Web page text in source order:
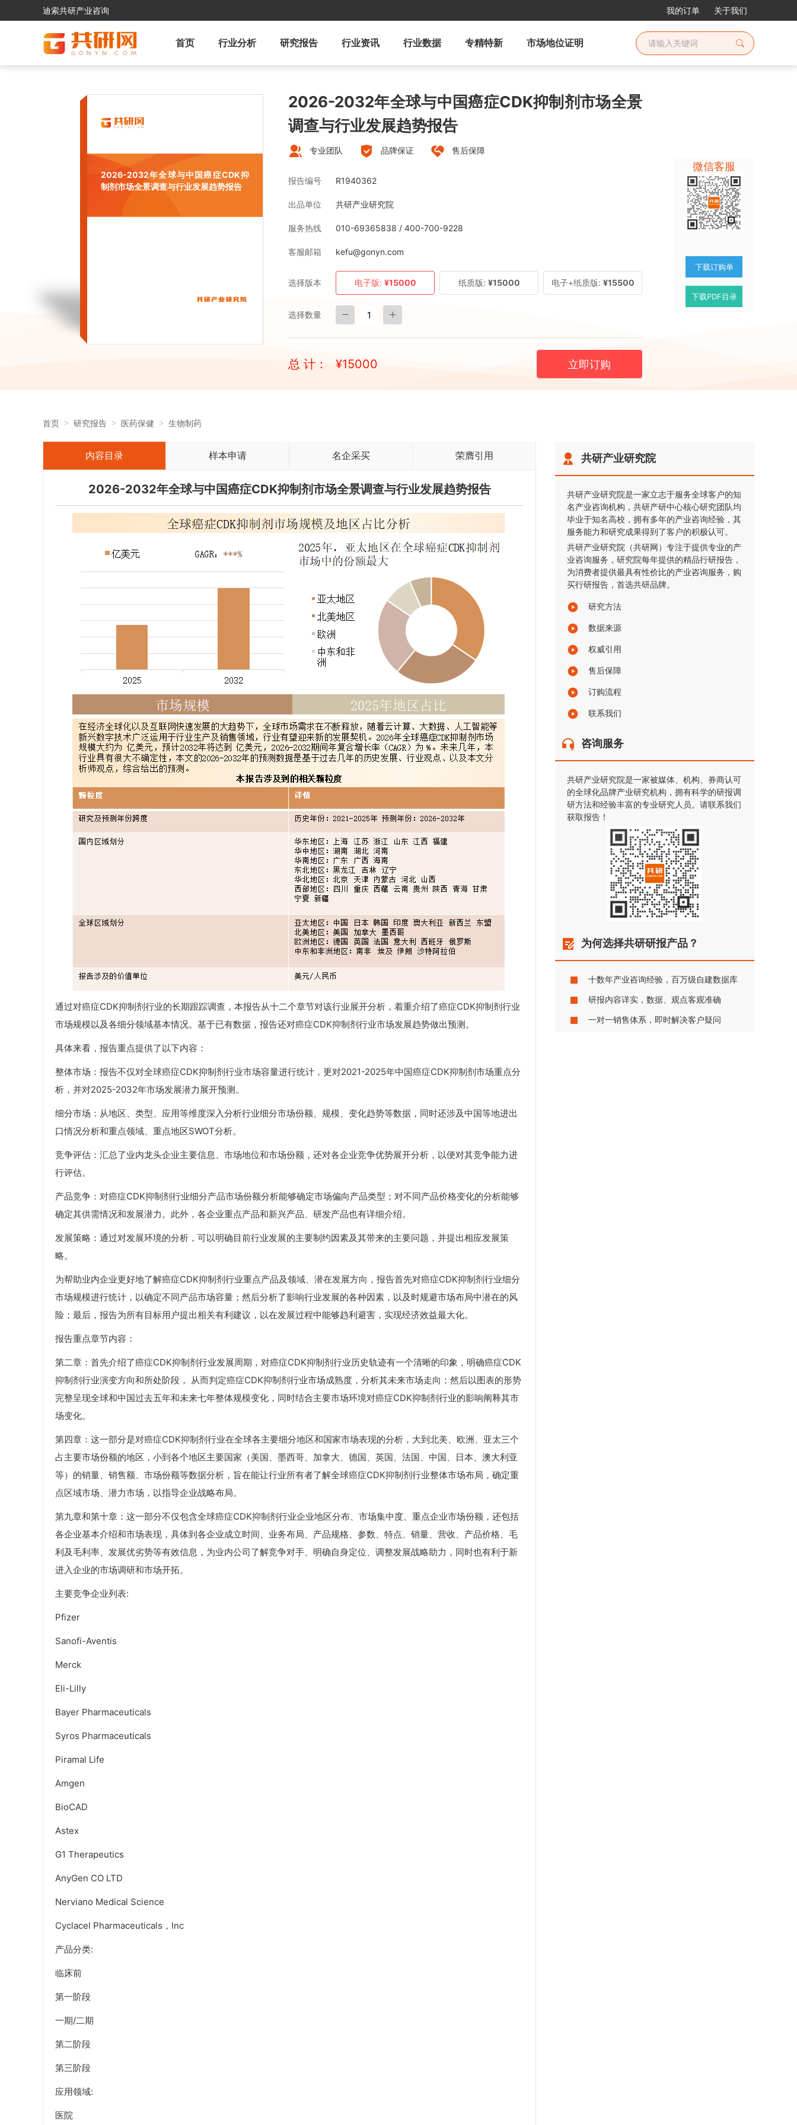
迪索共研产业咨询 我的订单 关于我们
首页 行业分析 研究报告 行业资讯 行业数据 专精特新 市场地位证明
2026-2032年全球与中国癌症CDK抑
制剂市场全景调查与行业发展趋势报告
2026-2032年全球与中国癌症CDK抑制剂市场全景
调查与行业发展趋势报告
专业团队 品牌保证 售后保障
报告编号 R1940362
出品单位 共研产业研究院
服务热线 010-69365838 / 400-700-9228
客服邮箱 kefu@gonyn.com
选择版本 电子版: ¥15000 纸质版: ¥15000 电子+纸质版: ¥15500
选择数量
总 计： ¥15000 立即订购
微信客服
下载订购单
下载PDF目录
首页 研究报告 医药保健 生物制药
内容目录 样本申请 名企采买 荣膺引用
2026-2032年全球与中国癌症CDK抑制剂市场全景调查与行业发展趋势报告
通过对癌症CDK抑制剂行业的长期跟踪调查，本报告从十二个章节对该行业展开分析，着重介绍了癌症CDK抑制剂行业
市场规模以及各细分领域基本情况。基于已有数据，报告还对癌症CDK抑制剂行业市场发展趋势做出预测。
具体来看，报告重点提供了以下内容：
整体市场：报告不仅对全球癌症CDK抑制剂行业市场容量进行统计，更对2021-2025年中国癌症CDK抑制剂市场重点分
析，并对2025-2032年市场发展潜力展开预测。
细分市场：从地区、类型、应用等维度深入分析行业细分市场份额、规模、变化趋势等数据，同时还涉及中国等地进出
口情况分析和重点领域、重点地区SWOT分析。
竞争评估：汇总了业内龙头企业主要信息、市场地位和市场份额，还对各企业竞争优势展开分析，以便对其竞争能力进
行评估。
产品竞争：对癌症CDK抑制剂行业细分产品市场份额分析能够确定市场偏向产品类型；对不同产品价格变化的分析能够
确定其供需情况和发展潜力。此外，各企业重点产品和新兴产品、研发产品也有详细介绍。
发展策略：通过对发展环境的分析，可以明确目前行业发展的主要制约因素及其带来的主要问题，并提出相应发展策
略。
为帮助业内企业更好地了解癌症CDK抑制剂行业重点产品及领域、潜在发展方向，报告首先对癌症CDK抑制剂行业细分
市场规模进行统计，以确定不同产品市场容量；然后分析了影响行业发展的各种因素，以及时规避市场布局中潜在的风
险；最后，报告为所有目标用户提出相关有利建议，以在发展过程中能够趋利避害，实现经济效益最大化。
报告重点章节内容：
第二章：首先介绍了癌症CDK抑制剂行业发展周期，对癌症CDK抑制剂行业历史轨迹有一个清晰的印象，明确癌症CDK
抑制剂行业演变方向和所处阶段， 从而判定癌症CDK抑制剂行业市场成熟度，分析其未来市场走向；然后以图表的形势
完整呈现全球和中国过去五年和未来七年整体规模变化，同时结合主要市场环境对癌症CDK抑制剂行业的影响阐释其市
场变化。
第四章：这一部分是对癌症CDK抑制剂行业在全球各主要细分地区和国家市场表现的分析，大到北美、欧洲、亚太三个
占主要市场份额的地区，小到各个地区主要国家（美国、墨西哥、加拿大、德国、英国、法国、中国、日本、澳大利亚
等）的销量、销售额、市场份额等数据分析，旨在能让行业所有者了解全球癌症CDK抑制剂行业整体市场布局，确定重
点区域市场、潜力市场，以指导企业战略布局。
第九章和第十章：这一部分不仅包含全球癌症CDK抑制剂行业企业地区分布、市场集中度、重点企业市场份额，还包括
各企业基本介绍和市场表现，具体到各企业成立时间、业务布局、产品规格、参数、特点、销量、营收、产品价格、毛
利及毛利率、发展优劣势等有效信息，为业内公司了解竞争对手、明确自身定位、调整发展战略助力，同时也有利于新
进入企业的市场调研和市场开拓。
主要竞争企业列表:
Pfizer
Sanofi-Aventis
Merck
Eli-Lilly
Bayer Pharmaceuticals
Syros Pharmaceuticals
Piramal Life
Amgen
BioCAD
Astex
G1 Therapeutics
AnyGen CO LTD
Nerviano Medical Science
Cyclacel Pharmaceuticals，Inc
产品分类:
临床前
第一阶段
一期/二期
第二阶段
第三阶段
应用领域:
医院
共研产业研究院
共研产业研究院是一家立志于服务全球客户的知
名产业咨询机构，共研产研中心核心研究团队均
毕业于知名高校，拥有多年的产业咨询经验，其
服务能力和研究成果得到了客户的积极认可。
共研产业研究院（共研网）专注于提供专业的产
业咨询服务，研究院每年提供的精品行研报告，
为消费者提供最具有性价比的产业咨询服务，购
买行研报告，首选共研品牌。
研究方法
数据来源
权威引用
售后保障
订购流程
联系我们
咨询服务
共研产业研究院是一家被媒体、机构、券商认可
的全球化品牌产业研究机构，拥有科学的研报调
研方法和经验丰富的专业研究人员。请联系我们
获取报告！
为何选择共研研报产品？
十数年产业咨询经验，百万级自建数据库
研报内容详实，数据、观点客观准确
一对一销售体系，即时解决客户疑问